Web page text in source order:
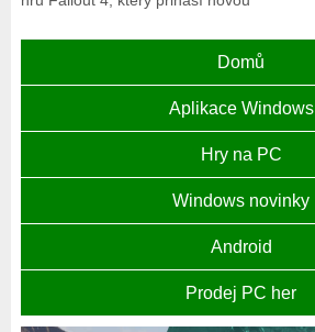
Domů
Aplikace Windows
Hry na PC
Windows novinky
Android
Prodej PC her